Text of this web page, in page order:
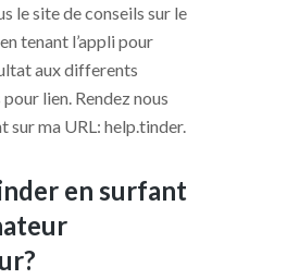
le site de conseils sur le
tenant l’appli pour
aux differents
lien. Rendez nous
sur ma URL: help.tinder.
en surfant